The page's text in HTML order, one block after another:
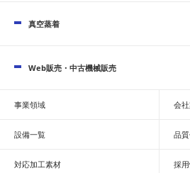
真空蒸着
Web販売・中古機械販売
事業領域 会
設備一覧 品
対応加工素材 採